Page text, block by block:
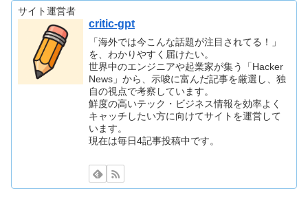
サイト運営者
critic-gpt
「海外では今こんな話題が注目されてる！」
を、わかりやすく届けたい。
世界中のエンジニアや起業家が集う「Hacker
News」から、示唆に富んだ記事を厳選し、独
自の視点で考察しています。
鮮度の高いテック・ビジネス情報を効率よく
キャッチしたい方に向けてサイトを運営して
います。
現在は毎日4記事投稿中です。